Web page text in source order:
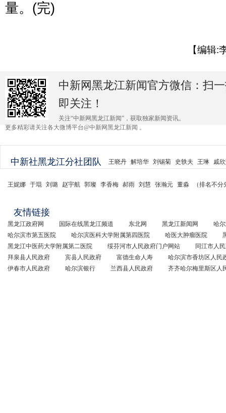
量。(完)
【编辑:
中新网黑龙江新闻官方微信：扫
即关注！
关注“中新网黑龙江新闻”，获取独家新闻资讯。
更多精彩请关注各大微博平台@中新网黑龙江新闻 。
中新社黑龙江分社团队 王晓丹 解培华 刘锡菊 史轶夫 王琳 戚
王妮娜 于琨 刘璐 赵宇航 郭璨 李香梅 郝雨 刘慧 张瀚元 董淼 （排名不
友情链接
黑龙江政府网 国际在线黑龙江频道 东北网 黑龙江新闻网
哈
哈尔滨市第五医院
哈尔滨医科大学附属第四医院 哈医大肿瘤医院
黑龙江中医药大学附属第二医院
绥芬河市人民政府门户网站
同江市人
拜泉县人民政府
宾县人民政府 富德生命人寿
哈尔滨市香坊区人民
伊春市人民政府
哈尔滨银行 兰西县人民政府 齐齐哈尔梅里斯区人